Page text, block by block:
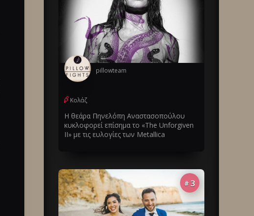
pillowteam
Κολάζ
Η θεάρα Πηνελόπη Αναστασοπούλου
κυκλοφορεί επίσημα το «The Unforgiven
II» με τις ευλογίες των Metallica
# 3